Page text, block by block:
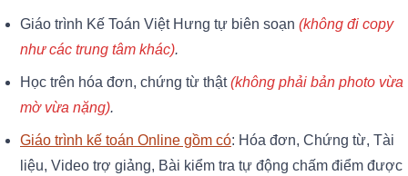
Giáo trình Kế Toán Việt Hưng tự biên soạn (không đi copy
như các trung tâm khác).
Học trên hóa đơn, chứng từ thật(không phải bản photo vừa
mờ vừa nặng).
Giáo trình kế toán Online gồm có: Hóa đơn, Chứng từ, Tài
liệu, Video trợ giảng, Bài kiểm tra tự động chấm điểm được